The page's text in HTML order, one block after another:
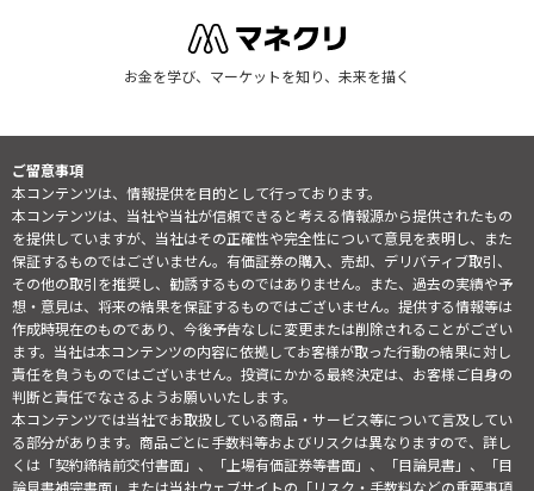
お金を学び、マーケットを知り、未来を描く
ご留意事項
本コンテンツは、情報提供を目的として行っております。
本コンテンツは、当社や当社が信頼できると考える情報源から提供されたもの
を提供していますが、当社はその正確性や完全性について意見を表明し、また
保証するものではございません。有価証券の購入、売却、デリバティブ取引、
その他の取引を推奨し、勧誘するものではありません。また、過去の実績や予
想・意見は、将来の結果を保証するものではございません。提供する情報等は
作成時現在のものであり、今後予告なしに変更または削除されることがござい
ます。当社は本コンテンツの内容に依拠してお客様が取った行動の結果に対し
責任を負うものではございません。投資にかかる最終決定は、お客様ご自身の
判断と責任でなさるようお願いいたします。
本コンテンツでは当社でお取扱している商品・サービス等について言及してい
る部分があります。商品ごとに手数料等およびリスクは異なりますので、詳し
くは「契約締結前交付書面」、「上場有価証券等書面」、「目論見書」、「目